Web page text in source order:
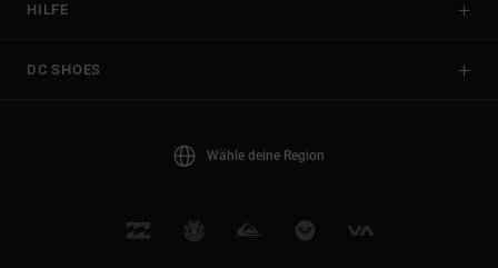
HILFE
DC SHOES
Wähle deine Region